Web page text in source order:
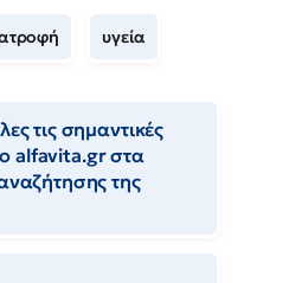
υγεία
τις σημαντικές
alfavita.gr στα
της